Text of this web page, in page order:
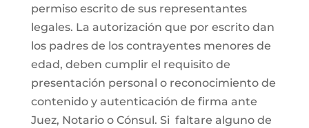
permiso escrito de sus representantes
legales. La autorización que por escrito dan
los padres de los contrayentes menores de
edad, deben cumplir el requisito de
presentación personal o reconocimiento de
contenido y autenticación de firma ante
Juez, Notario o Cónsul. Si faltare alguno de